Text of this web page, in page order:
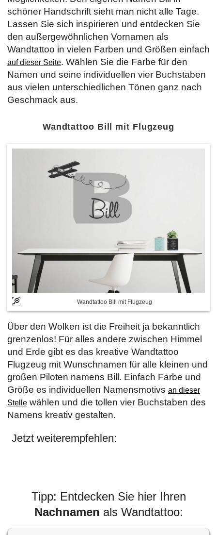
schöner Handschrift sieht man nicht alle Tage.
Lassen Sie sich inspirieren und entdecken Sie
den außergewöhnlichen Vornamen als
Wandtattoo in vielen Farben und Größen einfach
auf dieser Seite. Wählen Sie die Farbe für den
Namen und seine individuellen vier Buchstaben
aus vielen unterschiedlichen Tönen ganz nach
Geschmack aus.
Wandtattoo Bill mit Flugzeug
Wandtattoo Bill mit Flugzeug
Über den Wolken ist die Freiheit ja bekanntlich
grenzenlos! Für alles andere zwischen Himmel
und Erde gibt es das kreative Wandtattoo
Flugzeug mit Wunschnamen für alle kleinen und
großen Piloten namens Bill. Einfach Farbe und
Größe es individuellen Namensmotivs an dieser
Stelle wählen und die tollen vier Buchstaben des
Namens kreativ gestalten.
Jetzt weiterempfehlen:
Tipp: Entdecken Sie hier Ihren
Nachnamen als Wandtattoo: